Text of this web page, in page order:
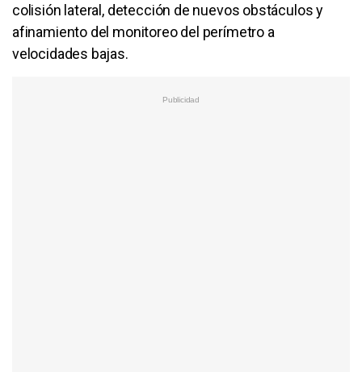
colisión lateral, detección de nuevos obstáculos y
afinamiento del monitoreo del perímetro a
velocidades bajas.